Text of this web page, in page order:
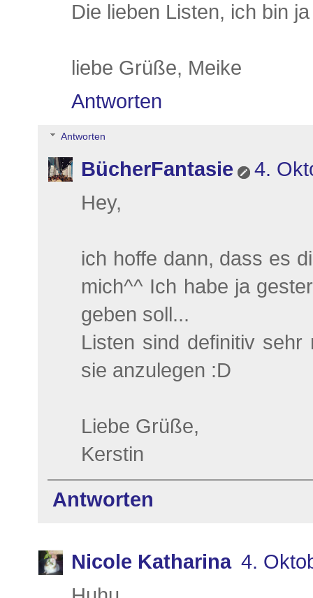
Die lieben Listen, ich bin
liebe Grüße, Meike
Antworten
Antworten
BücherFantasie
4.
Hey,
ich hoffe dann, dass es
mich^^ Ich habe ja
geben soll...
Listen sind definitiv
sie anzulegen :D
Liebe Grüße,
Kerstin
Antworten
Nicole Katharina 4.